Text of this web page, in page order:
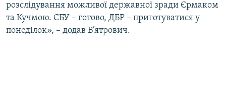
розслідування можливої державної зради Єрмаком
та Кучмою. СБУ – готово, ДБР – приготуватися у
понеділок», – додав В’ятрович.